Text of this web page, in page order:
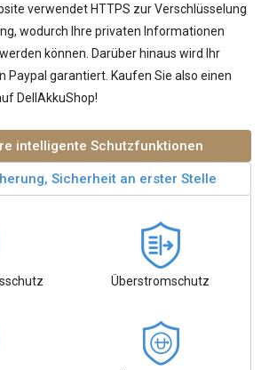
verwendet HTTPS zur Verschlüsselung
wodurch Ihre privaten Informationen
können. Darüber hinaus wird Ihr
Paypal garantiert. Kaufen Sie also einen
DellAkkuShop!
intelligente Schutzfunktionen
Sicherheit an erster Stelle
Überstromschutz